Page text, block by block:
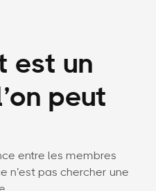
est un
peut
entre les membres
n’est pas chercher une